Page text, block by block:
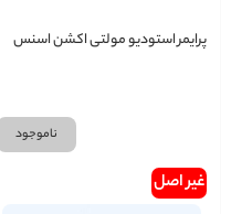
پرایمر استودیو مولتی اکشن اسنس
ناموجود
غیر اصل